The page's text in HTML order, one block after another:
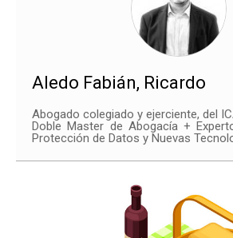
Aledo Fabián, Ricardo
Abogado colegiado y ejerciente, del
Doble Master de Abogacía +
Protección de Datos y Nuevas